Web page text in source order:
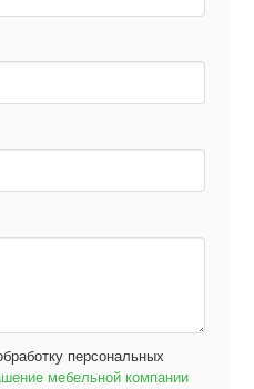
персональных
мебельной компании